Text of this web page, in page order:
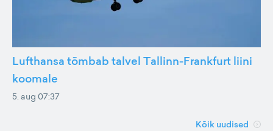
Lufthansa tõmbab talvel Tallinn-Frankfurt liini
koomale
5. aug 07:37
Kõik uudised